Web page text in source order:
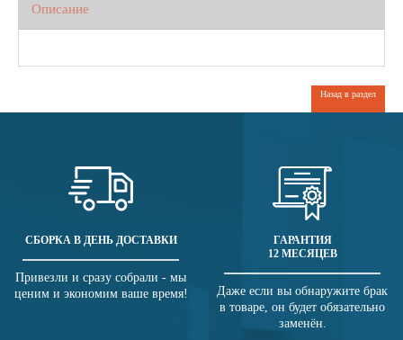
Описание
Назад в раздел
СБОРКА В ДЕНЬ ДОСТАВКИ
Привезли и сразу собрали - мы
ценим и экономим ваше время!
ГАРАНТИЯ
12 МЕСЯЦЕВ
Даже если вы обнаружите брак
в товаре, он будет обязательно
заменён.